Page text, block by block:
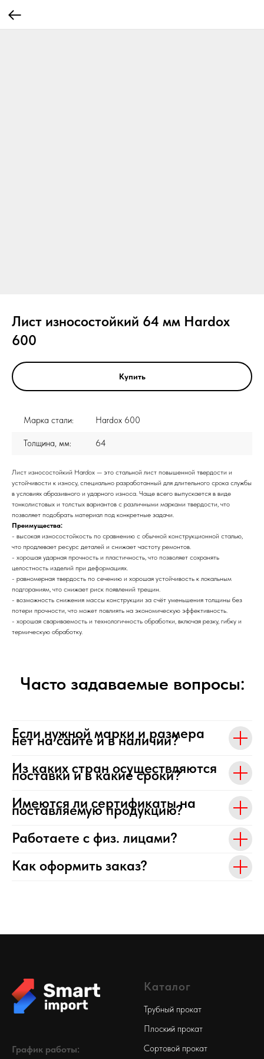
Лист износостойкий 64 мм Hardox
600
Купить
Марка стали: Hardox 600
Толщина, мм: 64
Лист износостойкий Hardox — это стальной лист повышенной твердости и
устойчивости к износу, специально разработанный для длительного срока службы
в условиях абразивного и ударного износа. Чаще всего выпускается в виде
тонколистовых и толстых вариантов с различными марками твердости, что
позволяет подобрать материал под конкретные задачи.
Преимущества:
- высокая износостойкость по сравнению с обычной конструкционной сталью,
что продлевает ресурс деталей и снижает частоту ремонтов.
- хорошая ударная прочность и пластичность, что позволяет сохранять
целостность изделий при деформациях.
- равномерная твердость по сечению и хорошая устойчивость к локальным
подгораниям, что снижает риск появлений трещин.
- возможность снижения массы конструкции за счёт уменьшения толщины без
потери прочности, что может повлиять на экономическую эффективность.
- хорошая свариваемость и технологичность обработки, включая резку, гибку и
термическую обработку.
Часто задаваемые вопросы:
Если нужной марки и размера
нет на сайте и в наличии?
Из каких стран осуществляются
поставки и в какие сроки?
Имеются ли сертификаты на
поставляемую продукцию?
Работаете с физ. лицами?
Как оформить заказ?
График работы:
Каталог
Трубный прокат
Плоский прокат
Сортовой прокат